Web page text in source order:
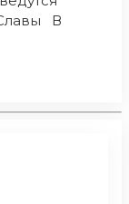
Славы В